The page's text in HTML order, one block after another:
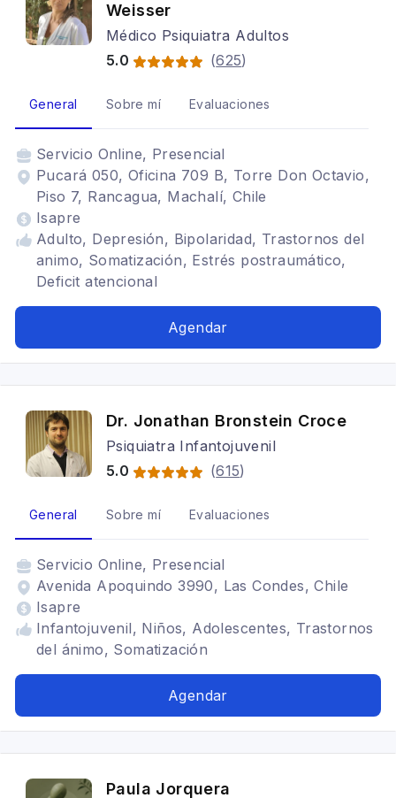
Weisser
Médico Psiquiatra Adultos
5.0
(625)
General Sobre mí Evaluaciones
Servicio Online, Presencial
Pucará 050, Oficina 709 B, Torre Don Octavio,
Piso 7, Rancagua, Machalí, Chile
Isapre
Adulto, Depresión, Bipolaridad, Trastornos del
animo, Somatización, Estrés postraumático,
Deficit atencional
Agendar
Dr. Jonathan Bronstein Croce
Psiquiatra Infantojuvenil
5.0
(615)
General Sobre mí Evaluaciones
Servicio Online, Presencial
Avenida Apoquindo 3990, Las Condes, Chile
Isapre
Infantojuvenil, Niños, Adolescentes, Trastornos
del ánimo, Somatización
Agendar
Paula Jorquera